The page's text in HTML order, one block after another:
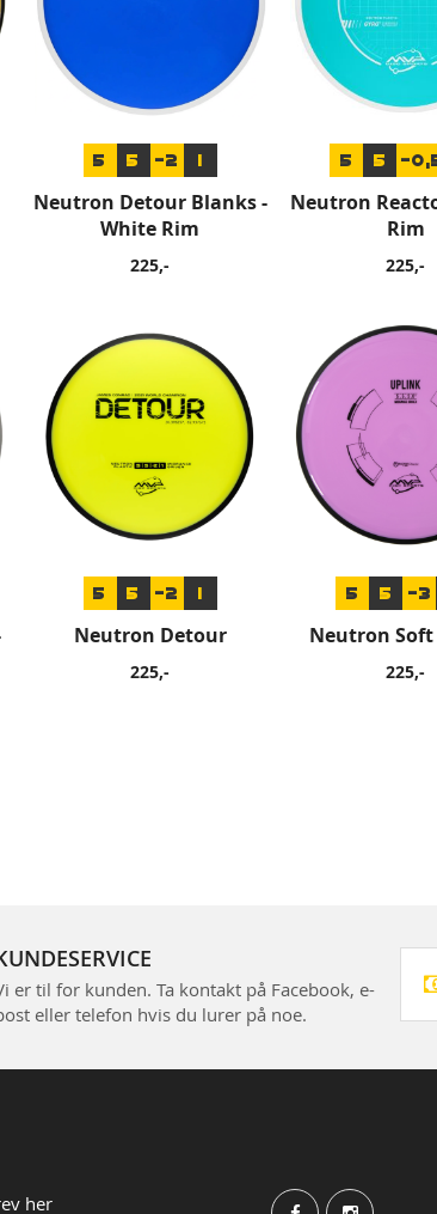
5 5 -2 1
Neutron Detour Blanks -
White Rim
225,-
5 5 -
Neutron
Rim
225,-
5 5 -2 1
Neutron Detour
225,-
5 5 -3
Neutron
225,-
er til for kunden. Ta kontakt på Facebook, e-
eller telefon hvis du lurer på noe.
her